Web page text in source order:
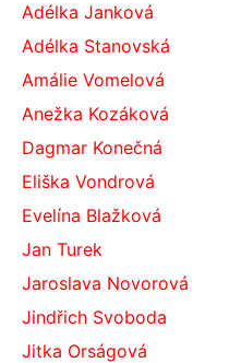
Adélka Janková
Adélka Stanovská
Amálie Vomelová
Anežka Kozáková
Dagmar Konečná
Eliška Vondrová
Evelína Blažková
Jan Turek
Jaroslava Novorová
Jindřich Svoboda
Jitka Orságová